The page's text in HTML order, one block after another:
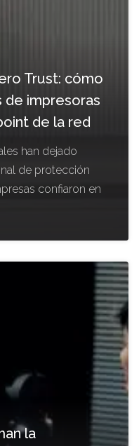
Trust: cómo
de impresoras
de la red
han dejado
de protección
confiaron en
la